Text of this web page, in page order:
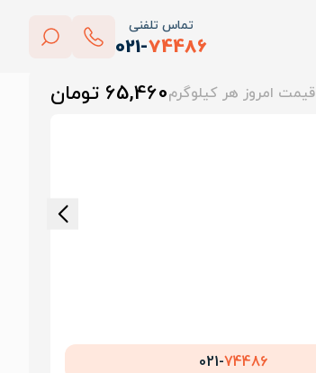
تماس تلفنی
021-74486
قیمت امروز هر کیلوگرم65,460 تومان
021-74486